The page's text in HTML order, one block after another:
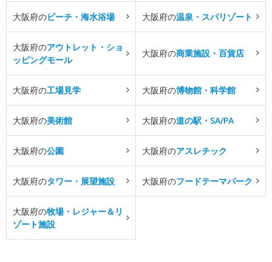
大阪府のビーチ・海水浴場 大阪府の温泉・スパリゾート
大阪府のアウトレット・ショ
ッピングモール
大阪府の商業施設・百貨店
大阪府の工場見学 大阪府の博物館・科学館
大阪府の美術館 大阪府の道の駅・SA/PA
大阪府の公園 大阪府のアスレチック
大阪府のタワー・展望施設 大阪府のフードテーマパーク
大阪府の牧場・レジャー＆リ
ゾート施設